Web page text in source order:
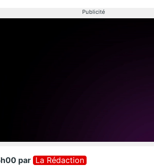
Publicité
par La Rédaction